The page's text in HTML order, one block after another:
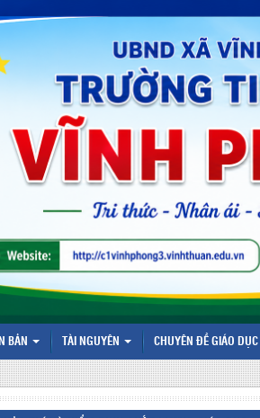
BẢN TÀI NGUYÊN CHUYÊN ĐỀ GIÁO DỤC